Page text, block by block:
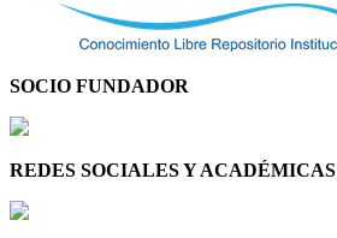
SOCIO FUNDADOR
REDES SOCIALES Y ACADÉMICAS